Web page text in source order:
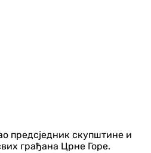
предсједник скупштине и
грађана Црне Горе.